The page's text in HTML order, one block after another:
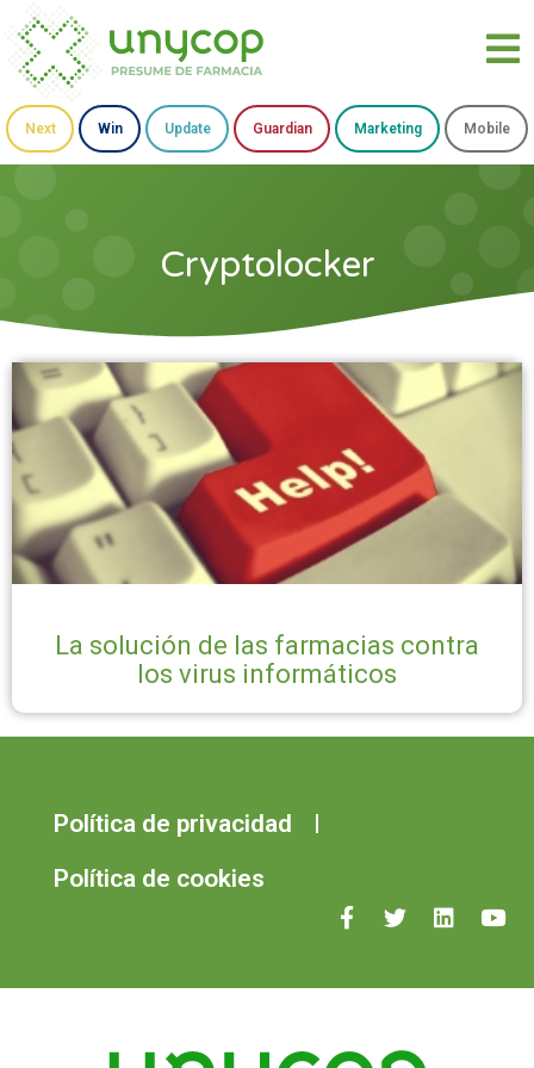
Next Win Update Guardian Marketing Mobile
Cryptolocker
La solución de las farmacias contra
los virus informáticos
Política de privacidad
Política de cookies